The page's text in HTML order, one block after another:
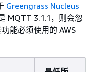
Greengrass Nucleus
MQTT 3.1.1，则会忽
能必须使用的 AWS